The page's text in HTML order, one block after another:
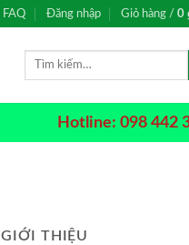
FAQ Đăng nhập Giỏ hàng / 0
Tìm
Hotline: 098 442
GIỚI THIỆU